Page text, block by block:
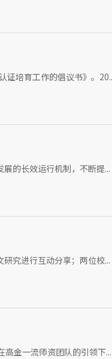
证培育工作的倡议书》。
的长效运行机制，不断提...
究进行互动分享；两位校...
金一流师资团队的引领下...